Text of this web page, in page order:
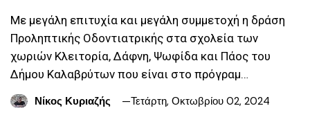
Με μεγάλη επιτυχία και μεγάλη συμμετοχή η δράση
Προληπτικής Οδοντιατρικής στα σχολεία των
χωριών Κλειτορία, Δάφνη, Ψωφίδα και Πάος του
Δήμου Καλαβρύτων που είναι στο πρόγραμ…
Νίκος Κυριαζής
Τετάρτη, Οκτωβρίου 02, 2024